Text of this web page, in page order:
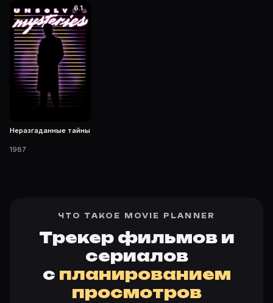
6.1
Неразгаданные тайны
1987
ЧТО ТАКОЕ MOVIE PLANNER
Трекер фильмов и
сериалов
с планированием
просмотров